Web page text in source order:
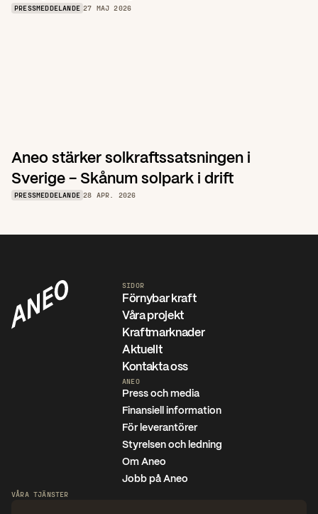
PRESSMEDDELANDE 27 MAJ 2026
Aneo stärker solkraftssatsningen i
Sverige – Skånum solpark i drift
PRESSMEDDELANDE 28 APR. 2026
SIDOR
Förnybar kraft
Våra projekt
Kraftmarknader
Aktuellt
Kontakta oss
ANEO
Press och media
Finansiell information
För leverantörer
Styrelsen och ledning
Om Aneo
Jobb på Aneo
VÅRA TJÄNSTER